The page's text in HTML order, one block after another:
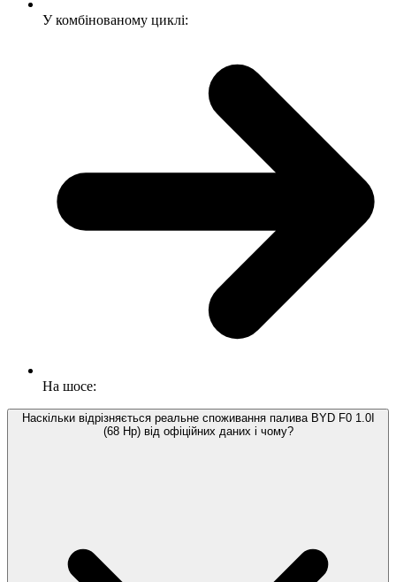
У комбінованому циклі:
На шосе:
Наскільки відрізняється реальне споживання палива BYD F0 1.0I
(68 Hp) від офіційних даних і чому?